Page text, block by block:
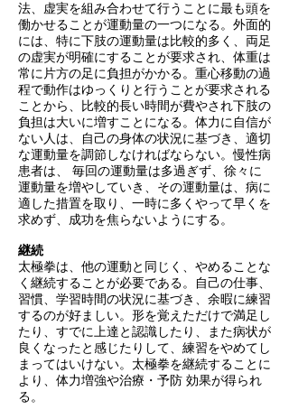
法、虚実を組み合わせて行うことに最も頭を
働かせることが運動量の一つになる。 外面的
には、特に下肢の運動量は比較的多く、両足
の虚実が明確にすることが要求され、体重は
常に片方の足に負担がかかる。重心移動の過
程で動作はゆっくりと行うことが要求される
ことから、比較的長い時間が費やされ下肢の
負担は大いに増すことになる。体力に自信が
ない人は、自己の身体の状況に基づき、適切
な運動量を調節しなければならない。慢性病
患者は、 毎回の運動量は多過ぎず、徐々に
運動量を増やしていき、その運動量は、病に
適した措置を取り、一時に多くやって早くを
求めず、成功を焦らないようにする。
継続
太極拳は、他の運動と同じく、やめることな
く継続することが必要である。自己の仕事、
習慣、学習時間の状況に基づき、余暇に練習
するのが好ましい。形を覚えただけで満足し
たり、すでに上達と認識したり、また病状が
良くなったと感じたりして、練習をやめてし
まってはいけない。太極拳を継続することに
より、体力増強や治療・予防 効果が得られ
る。